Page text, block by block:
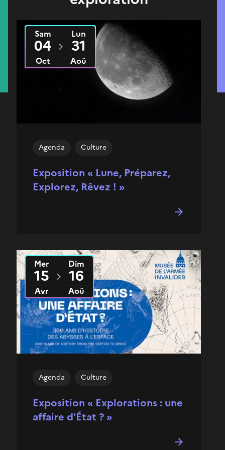
Exposition « Lune, Préparez,
Explorez, Rêvez ! »
Agenda Culture
Du
Sam
04
Oct
2025 auLun
31
Aoû
2026
Exposition « Explorations : une
affaire d'État ? »
Agenda Culture
Du
Mer
15
Avr
2026 au
Dim
16
Aoû
2026